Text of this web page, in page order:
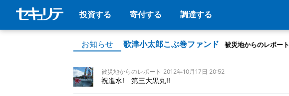
投資する 寄付する 調達する
お知らせ 歌津小太郎こぶ巻ファンド 被災地からのレポート
被災地からのレポート 2012年10月17日 20:52
祝進水! 第三大黒丸!!